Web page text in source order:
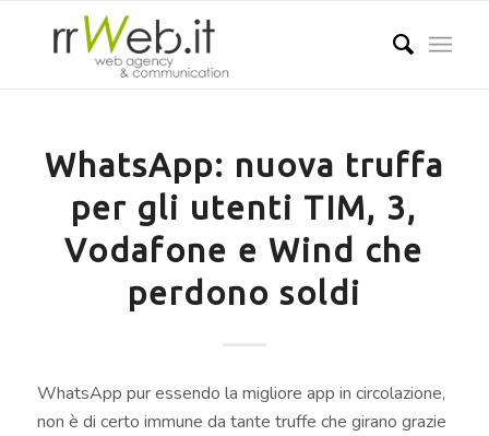
WhatsApp: nuova truffa
per gli utenti TIM, 3,
Vodafone e Wind che
perdono soldi
WhatsApp pur essendo la migliore app in circolazione,
non è di certo immune da tante truffe che girano grazie